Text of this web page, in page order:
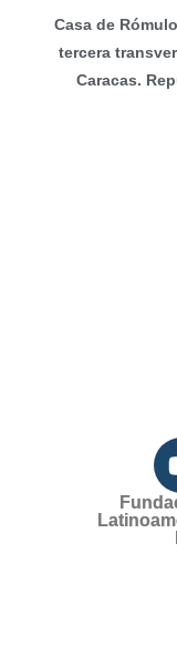
Casa de
tercera
Caracas.